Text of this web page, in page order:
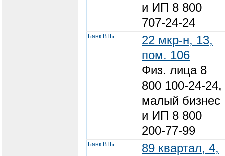
и ИП 8 800
707-24-24
Банк ВТБ
22 мкр-н, 13,
пом. 106
Физ. лица 8
800 100-24-24,
малый бизнес
и ИП 8 800
200-77-99
Банк ВТБ
89 квартал, 4,